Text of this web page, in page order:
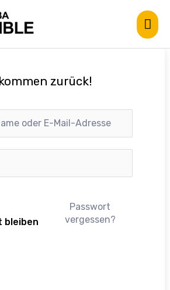
zurück!
bleiben
Passwort
vergessen?